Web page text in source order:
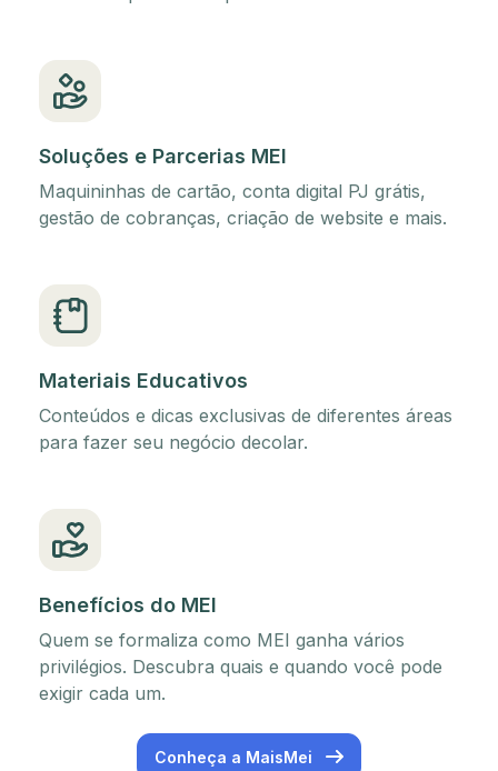
Soluções e Parcerias MEI
Maquininhas de cartão, conta digital PJ grátis,
gestão de cobranças, criação de website e mais.
Materiais Educativos
Conteúdos e dicas exclusivas de diferentes áreas
para fazer seu negócio decolar.
Benefícios do MEI
Quem se formaliza como MEI ganha vários
privilégios. Descubra quais e quando você pode
exigir cada um.
Conheça a MaisMei